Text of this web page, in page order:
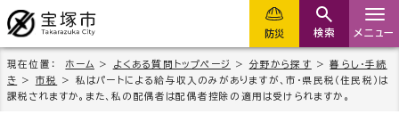
防災 検索 メニュー
現在位置： ホーム > よくある質問トップページ > 分野から探す >暮らし・手続
き
> 市税
> 私はパートによる給与収入のみがありますが、市・県民税（住民税）は
課税されますか。また、私の配偶者は配偶者控除の適用は受けられますか。